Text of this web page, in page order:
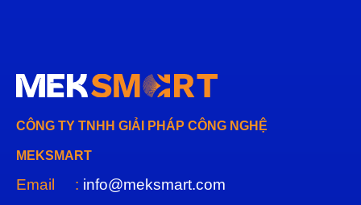
CÔNG TY TNHH GIẢI PHÁP CÔNG NGHỆ
MEKSMART
Email : info@meksmart.com